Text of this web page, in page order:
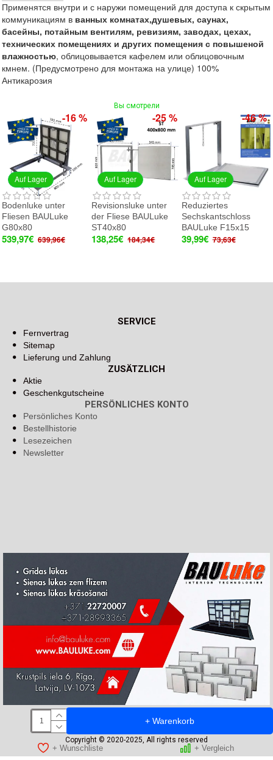
+ Warenkorb
+ Wunschliste + Vergleich
Применятся внутри и с наружи помещений для доступа к скрытым
коммуникациям в ванных комнатах,душевых, саунах,
басейны, потайным вентилям, ревизиям, заводах, цехах,
технических помещениях и других помещения с повышеной
влажностью, облицовывается кафелем или облицовочным
кмнем. (Предусмотрено для монтажа на улице) 100%
Антикарозия
Вы смотрели
Auf Lager
-16 %
Bodenluke unter
Fliesen BAULuke
G80x80
539,97€ 639,96€
Auf Lager
-25 %
Revisionsluke unter
der Fliese BAULuke
ST40x80
138,25€ 184,34€
Auf Lager
-46 %
Reduziertes
Sechskantschloss
BAULuke F15x15
39,99€ 73,63€
SERVICE
Fernvertrag
Sitemap
Lieferung und Zahlung
ZUSÄTZLICH
Aktie
Geschenkgutscheine
PERSÖNLICHES KONTO
Persönliches Konto
Bestellhistorie
Lesezeichen
Newsletter
Copyright © 2020-2025, All rights reserved